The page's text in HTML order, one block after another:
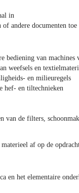
in
andere documenten toe
bediening van
weefsels en
en milieuregels
hef- en tiltechnieken
van de filters,
af op de
en het elementaire